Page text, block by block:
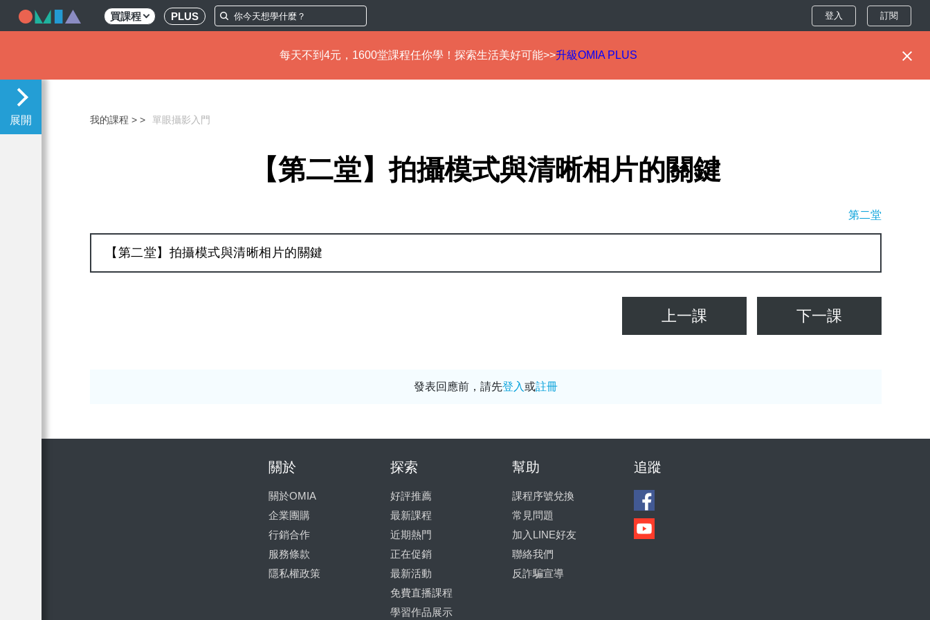
買課程 PLUS 登入 訂閱
每天不到4元，1600堂課程任你學！探索生活美好可能>>升級OMIA PLUS
我的課程 > 單眼攝影入門
【第二堂】拍攝模式與清晰相片的關鍵
第二堂
【第二堂】拍攝模式與清晰相片的關鍵
上一課 下一課
發表回應前，請先登入或註冊
關於
關於OMIA
企業團購
行銷合作
服務條款
隱私權政策
探索
好評推薦
最新課程
近期熱門
正在促銷
最新活動
免費直播課程
學習作品展示
幫助
課程序號兌換
常見問題
加入LINE好友
聯絡我們
反詐騙宣導
追蹤